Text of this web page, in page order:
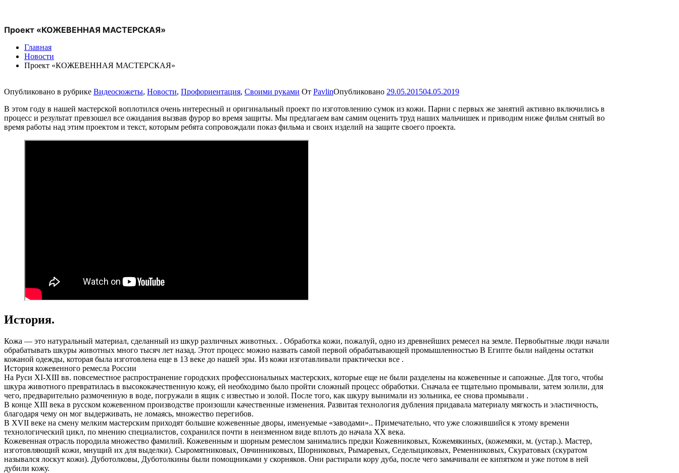
Проект «КОЖЕВЕННАЯ МАСТЕРСКАЯ»
Главная
Новости
Проект «КОЖЕВЕННАЯ МАСТЕРСКАЯ»
Опубликовано в рубрике Видеосюжеты, Новости, Профориентация, Своими руками От PavlinОпубликовано 29.05.201504.05.2019
В этом году в нашей мастерской воплотился очень интересный и оригинальный проект по изготовлению сумок из кожи. Парни с первых же занятий активно включились в
процесс и результат превзошел все ожидания вызвав фурор во время защиты. Мы предлагаем вам самим оценить труд наших мальчишек и приводим ниже фильм снятый во
время работы над этим проектом и текст, которым ребята сопровождали показ фильма и своих изделий на защите своего проекта.
История.
Кожа — это натуральный материал, сделанный из шкур различных животных. . Обработка кожи, пожалуй, одно из древнейших ремесел на земле. Первобытные люди начали
обрабатывать шкуры животных много тысяч лет назад. Этот процесс можно назвать самой первой обрабатывающей промышленностью В Египте были найдены остатки
кожаной одежды, которая была изготовлена еще в 13 веке до нашей эры. Из кожи изготавливали практически все .
История кожевенного ремесла России
На Руси XI-XIII вв. повсеместное распространение городских профессиональных мастерских, которые еще не были разделены на кожевенные и сапожные. Для того, чтобы
шкура животного превратилась в высококачественную кожу, ей необходимо было пройти сложный процесс обработки. Сначала ее тщательно промывали, затем золили, для
чего, предварительно размоченную в воде, погружали в ящик с известью и золой. После того, как шкуру вынимали из зольника, ее снова промывали .
В конце XIII века в русском кожевенном производстве произошли качественные изменения. Развитая технология дубления придавала материалу мягкость и эластичность,
благодаря чему он мог выдерживать, не ломаясь, множество перегибов.
В XVII веке на смену мелким мастерским приходят большие кожевенные дворы, именуемые «заводами».. Примечательно, что уже сложившийся к этому времени
технологический цикл, по мнению специалистов, сохранился почти в неизменном виде вплоть до начала ХХ века.
Кожевенная отрасль породила множество фамилий. Кожевенным и шорным ремеслом занимались предки Кожевниковых, Кожемякиных, (кожемяки, м. (устар.). Мастер,
изготовляющий кожи, мнущий их для выделки). Сыромятниковых, Овчинниковых, Шорниковых, Рымаревых, Седелыциковых, Ременниковых, Скуратовых (скуратом
назывался лоскут кожи). Дуботолковы, Дуботолкины были помощниками у скорняков. Они растирали кору дуба, после чего замачивали ее кипятком и уже потом в ней
дубили кожу.